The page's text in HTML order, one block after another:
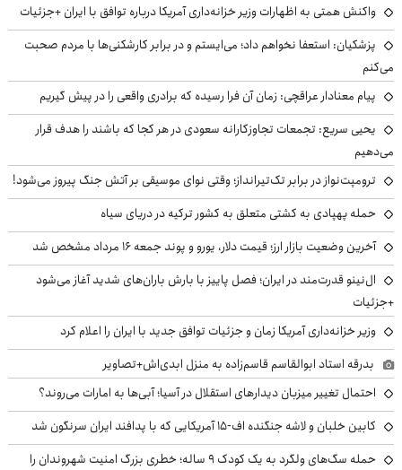
واکنش همتی به اظهارات وزیر خزانه‌داری آمریکا درباره توافق با ایران +جزئیات
پزشکیان: استعفا نخواهم داد؛ می‌ایستم و در برابر کارشکنی‌ها با مردم صحبت
می‌کنم
پیام معنادار عراقچی: زمان آن فرا رسیده که برادری واقعی را در پیش گیریم
یحیی سریع: تجمعات تجاوزکارانه سعودی در هر کجا که باشند را هدف قرار
می‌دهیم
ترومپت‌نواز در برابر تک‌تیرانداز؛ وقتی نوای موسیقی بر آتش جنگ پیروز می‌شود!
حمله پهپادی به کشتی متعلق به کشور ترکیه در دریای سیاه
آخرین وضعیت بازار ارز؛ قیمت دلار، یورو و پوند جمعه ۱۶ مرداد مشخص شد
ال‌نینو قدرت‌مند در ایران؛ فصل پاییز با بارش باران‌های شدید آغاز می‌شود
+جزئیات
وزیر خزانه‌داری آمریکا زمان و جزئیات توافق جدید با ایران را اعلام کرد
بدرقه استاد ابوالقاسم قاسم‌زاده به منزل ابدی‌اش+تصاویر
احتمال تغییر میزبان دیدارهای استقلال در آسیا؛ آبی‌ها به امارات می‌روند؟
کابین خلبان و لاشه جنگنده اف-۱۵ آمریکایی که با پدافند ایران سرنگون شد
حمله سگ‌های ولگرد به یک کودک ۹ ساله؛ خطری بزرگ امنیت شهروندان را